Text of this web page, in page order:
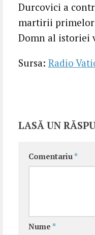
Durcovici a
martirii primelor
Domn al istoriei
Sursa: Radio
LASĂ UN
Comentariu *
Nume *